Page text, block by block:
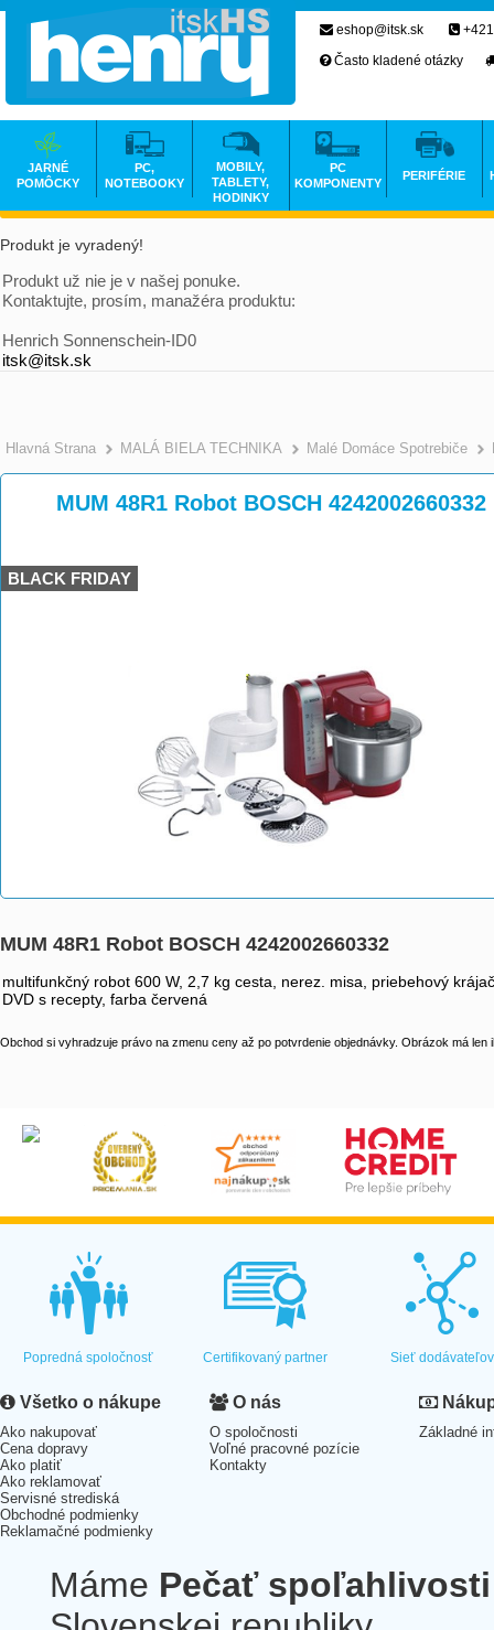
Produkt je vyradený!
Produkt už nie je v našej ponuke.
Kontaktujte, prosím, manažéra produktu:
Henrich Sonnenschein-ID0
itsk@itsk.sk
Hlavná Strana >
MALÁ BIELA TECHNIKA >
Malé Domáce Spotrebiče
MUM 48R1 Robot BOSCH 4242002660332
BLACK FRIDAY
MUM 48R1 Robot BOSCH 4242002660332
multifunkčný robot 600 W, 2,7 kg cesta, nerez. misa, priebehový
DVD s recepty, farba červená
Obchod si vyhradzuje právo na zmenu ceny až po potvrdenie objednávky. Obrázok má len
eshop@itsk.sk
Často kladené otázky
JARNÉ
POMÔCKY
PC,
NOTEBOOKY
MOBILY,
TABLETY,
HODINKY
PC
KOMPONENTY
PERIFÉRIE
Popredná spoločnosť Certifikovaný partner Sieť dodávateľov
Všetko o nákupe
Ako nakupovať
Cena dopravy
Ako platiť
Ako reklamovať
Servisné strediská
Obchodné podmienky
Reklamačné podmienky
O nás
O spoločnosti
Voľné pracovné pozície
Kontakty
Základné
Máme Pečať spoľahlivosti